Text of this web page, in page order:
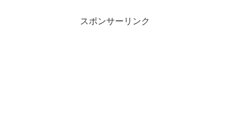
スポンサーリンク